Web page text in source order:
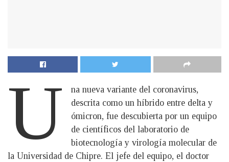
U
na nueva variante del coronavirus,
descrita como un híbrido entre delta y
ómicron, fue descubierta por un equipo
de científicos del laboratorio de
biotecnología y virología molecular de
la Universidad de Chipre. El jefe del equipo, el doctor